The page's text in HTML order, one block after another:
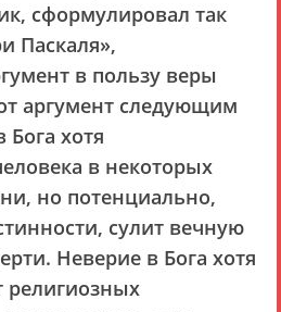
сформулировал так
Паскаля»,
в пользу веры
аргумент следующим
хотя
в некоторых
но потенциально,
сулит вечную
Неверие в Бога хотя
религиозных